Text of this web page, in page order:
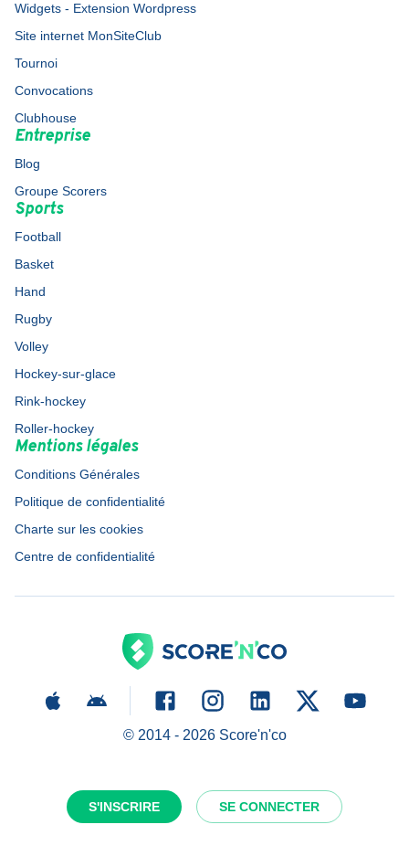
S'INSCRIRE SE CONNECTER
Widgets - Extension Wordpress
Site internet MonSiteClub
Tournoi
Convocations
Clubhouse
Entreprise
Blog
Groupe Scorers
Sports
Football
Basket
Hand
Rugby
Volley
Hockey-sur-glace
Rink-hockey
Roller-hockey
Mentions légales
Conditions Générales
Politique de confidentialité
Charte sur les cookies
Centre de confidentialité
© 2014 - 2026Score'n'co